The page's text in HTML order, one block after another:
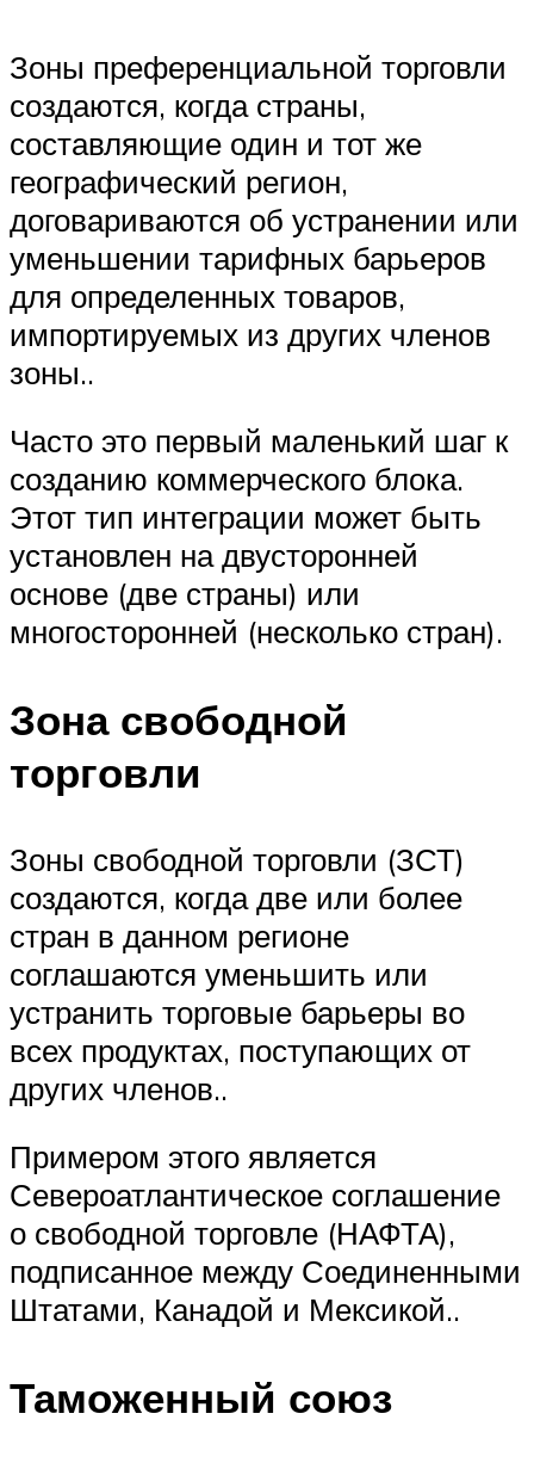
Зоны преференциальной торговли
создаются, когда страны,
составляющие один и тот же
географический регион,
договариваются об устранении или
уменьшении тарифных барьеров
для определенных товаров,
импортируемых из других членов
зоны..
Часто это первый маленький шаг к
созданию коммерческого блока.
Этот тип интеграции может быть
установлен на двусторонней
основе (две страны) или
многосторонней (несколько стран).
Зона свободной
торговли
Зоны свободной торговли (ЗСТ)
создаются, когда две или более
стран в данном регионе
соглашаются уменьшить или
устранить торговые барьеры во
всех продуктах, поступающих от
других членов..
Примером этого является
Североатлантическое соглашение
о свободной торговле (НАФТА),
подписанное между Соединенными
Штатами, Канадой и Мексикой..
Таможенный союз